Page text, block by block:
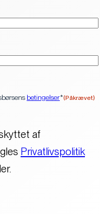
betingelser*(Påkrævet)
af
Privatlivspolitik